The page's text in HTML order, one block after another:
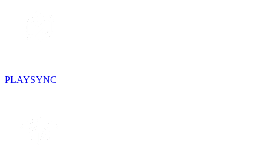
PLAYSYNC